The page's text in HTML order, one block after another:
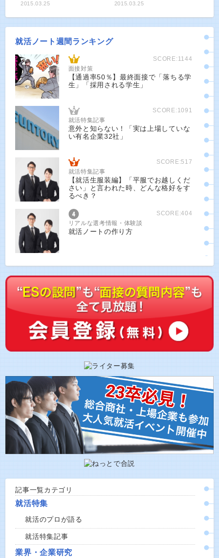
2015.03.25 2015.03.25
就活ノート週間ランキング
SCORE:1144
面接対策
【通過率50％】最終面接で「落ちる学
生」「採用される学生」
SCORE:1091
就活特集記事
意外と知らない！「実は上場していな
い有名企業32社」
SCORE:517
就活特集記事
【就活生服装編】「平服でお越しくだ
さい」と言われた時、どんな格好をす
るべき？
SCORE:404
リアルな選考情報・体験談
就活ノートの作り方
記事一覧カテゴリ
就活特集
就活のプロが語る
就活特集記事
業界・企業研究